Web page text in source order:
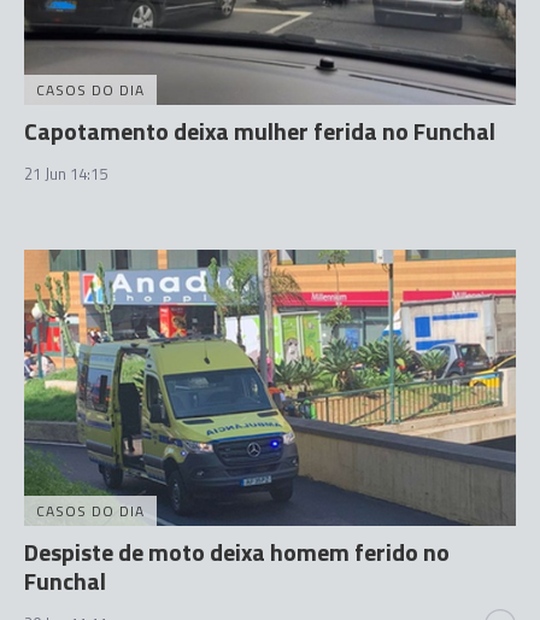
CASOS DO DIA
Capotamento deixa mulher ferida no Funchal
21 Jun 14:15
CASOS DO DIA
Despiste de moto deixa homem ferido no
Funchal